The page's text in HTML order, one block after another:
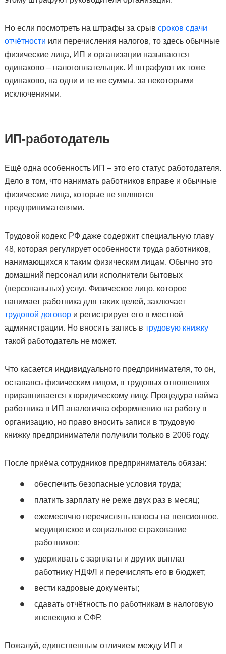
Но если посмотреть на штрафы за срыв сроков сдачи
отчётности или перечисления налогов, то здесь обычные
физические лица, ИП и организации называются
одинаково – налогоплательщик. И штрафуют их тоже
одинаково, на одни и те же суммы, за некоторыми
исключениями.
ИП-работодатель
Ещё одна особенность ИП – это его статус работодателя.
Дело в том, что нанимать работников вправе и обычные
физические лица, которые не являются
предпринимателями.
Трудовой кодекс РФ даже содержит специальную главу
48, которая регулирует особенности труда работников,
нанимающихся к таким физическим лицам. Обычно это
домашний персонал или исполнители бытовых
(персональных) услуг. Физическое лицо, которое
нанимает работника для таких целей, заключает
трудовой договори регистрирует его в местной
администрации. Но вносить запись в трудовую книжку
такой работодатель не может.
Что касается индивидуального предпринимателя, то он,
оставаясь физическим лицом, в трудовых отношениях
приравнивается к юридическому лицу. Процедура найма
работника в ИП аналогична оформлению на работу в
организацию, но право вносить записи в трудовую
книжку предприниматели получили только в 2006 году.
После приёма сотрудников предприниматель обязан:
обеспечить безопасные условия труда;
платить зарплату не реже двух раз в месяц;
ежемесячно перечислять взносы на пенсионное,
медицинское и социальное страхование
работников;
удерживать с зарплаты и других выплат
работнику НДФЛ и перечислять его в бюджет;
вести кадровые документы;
сдавать отчётность по работникам в налоговую
инспекцию и СФР.
Пожалуй, единственным отличием между ИП и